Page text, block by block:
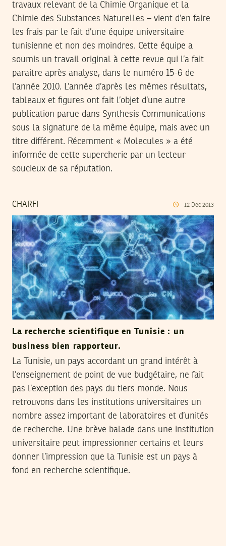
travaux relevant de la Chimie Organique et la
Chimie des Substances Naturelles – vient d’en faire
les frais par le fait d’une équipe universitaire
tunisienne et non des moindres. Cette équipe a
soumis un travail original à cette revue qui l’a fait
paraitre après analyse, dans le numéro 15-6 de
l’année 2010. L’année d’après les mêmes résultats,
tableaux et figures ont fait l’objet d’une autre
publication parue dans Synthesis Communications
sous la signature de la même équipe, mais avec un
titre différent. Récemment « Molecules » a été
informée de cette supercherie par un lecteur
soucieux de sa réputation.
CHARFI 12 Dec 2013
La recherche scientifique en Tunisie : un
business bien rapporteur.
La Tunisie, un pays accordant un grand intérêt à
l’enseignement de point de vue budgétaire, ne fait
pas l’exception des pays du tiers monde. Nous
retrouvons dans les institutions universitaires un
nombre assez important de laboratoires et d’unités
de recherche. Une brève balade dans une institution
universitaire peut impressionner certains et leurs
donner l’impression que la Tunisie est un pays à
fond en recherche scientifique.